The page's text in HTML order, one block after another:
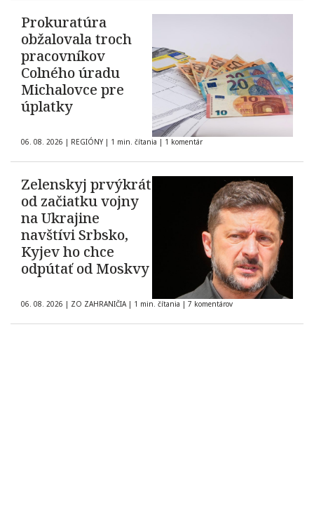
Prokuratúra
obžalovala troch
pracovníkov
Colného úradu
Michalovce pre
úplatky
06. 08. 2026 | REGIÓNY | 1 min. čítania | 1 komentár
Zelenskyj prvýkrát
od začiatku vojny
na Ukrajine
navštívi Srbsko,
Kyjev ho chce
odpútať od Moskvy
06. 08. 2026 | ZO ZAHRANIČIA | 1 min. čítania | 7 komentárov